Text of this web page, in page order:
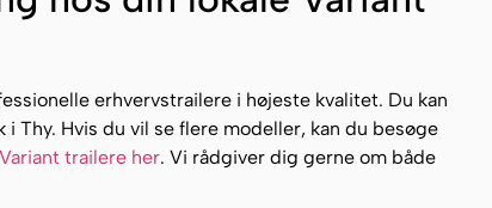
erhvervstrailere i højeste kvalitet. Du kan
Thy. Hvis du vil se flere modeller, kan du besøge
Variant trailere her. Vi rådgiver dig gerne om både